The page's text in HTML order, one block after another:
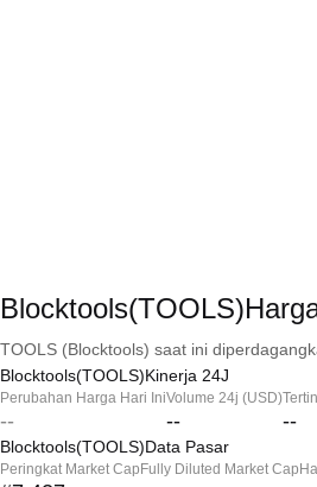
TOOLS (Blocktools) saat ini
Blocktools(TOOLS)Kinerja 24J
Perubahan Harga Hari Ini
--
Volume 24j (USD)
-- --
Blocktools(TOOLS)Data Pasar
Peringkat Market Cap Fully Diluted Market Cap